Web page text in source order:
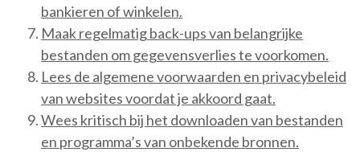
bankieren of winkelen.
Maak regelmatig back-ups van belangrijke
bestanden om gegevensverlies te voorkomen.
Lees de algemene voorwaarden en privacybeleid
van websites voordat je akkoord gaat.
Wees kritisch bij het downloaden van bestanden
en programma’s van onbekende bronnen.